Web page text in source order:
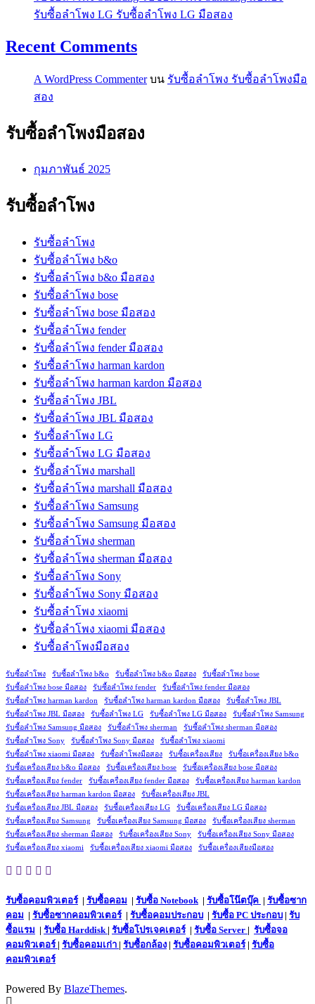
รับซื้อลำโพง LG รับซื้อลำโพง LG มือสอง
Recent Comments
A WordPress Commenterบน รับซื้อลำโพง รับซื้อลำโพงมือ
สอง
รับซื้อลำโพงมือสอง
กุมภาพันธ์ 2025
รับซื้อลำโพง
รับซื้อลำโพง
รับซื้อลำโพง b&o
รับซื้อลำโพง b&o มือสอง
รับซื้อลำโพง bose
รับซื้อลำโพง bose มือสอง
รับซื้อลำโพง fender
รับซื้อลำโพง fender มือสอง
รับซื้อลำโพง harman kardon
รับซื้อลำโพง harman kardon มือสอง
รับซื้อลำโพง JBL
รับซื้อลำโพง JBL มือสอง
รับซื้อลำโพง LG
รับซื้อลำโพง LG มือสอง
รับซื้อลำโพง marshall
รับซื้อลำโพง marshall มือสอง
รับซื้อลำโพง Samsung
รับซื้อลำโพง Samsung มือสอง
รับซื้อลำโพง sherman
รับซื้อลำโพง sherman มือสอง
รับซื้อลำโพง Sony
รับซื้อลำโพง Sony มือสอง
รับซื้อลำโพง xiaomi
รับซื้อลำโพง xiaomi มือสอง
รับซื้อลำโพงมือสอง
รับซื้อลำโพง รับซื้อลำโพง b&o รับซื้อลำโพง b&o มือสอง
รับซื้อลำโพง bose
รับซื้อลำโพง bose มือสอง
รับซื้อลำโพง fender
รับซื้อลำโพง fender มือสอง
รับซื้อลำโพง harman kardon
รับซื้อลำโพง harman kardon มือสอง
รับซื้อลำโพง JBL
รับซื้อลำโพง JBL มือสอง
รับซื้อลำโพง LG รับซื้อลำโพง LG มือสอง
รับซื้อลำโพง Samsung
รับซื้อลำโพง Samsung มือสอง
รับซื้อลำโพง sherman
รับซื้อลำโพง sherman มือสอง
รับซื้อลำโพง Sony
รับซื้อลำโพง Sony มือสอง
รับซื้อลำโพง xiaomi
รับซื้อลำโพง xiaomi มือสอง
รับซื้อลำโพงมือสอง รับซื้อเครื่องเสียง
รับซื้อเครื่องเสียง b&o
รับซื้อเครื่องเสียง b&o มือสอง
รับซื้อเครื่องเสียง bose
รับซื้อเครื่องเสียง bose มือสอง
รับซื้อเครื่องเสียง fender
รับซื้อเครื่องเสียง fender มือสอง
รับซื้อเครื่องเสียง harman kardon
รับซื้อเครื่องเสียง harman kardon มือสอง
รับซื้อเครื่องเสียง JBL
รับซื้อเครื่องเสียง JBL มือสอง
รับซื้อเครื่องเสียง LG
รับซื้อเครื่องเสียง LG มือสอง
รับซื้อเครื่องเสียง Samsung
รับซื้อเครื่องเสียง Samsung มือสอง
รับซื้อเครื่องเสียง sherman
รับซื้อเครื่องเสียง sherman มือสอง
รับซื้อเครื่องเสียง Sony
รับซื้อเครื่องเสียง Sony มือสอง
รับซื้อเครื่องเสียง xiaomi
รับซื้อเครื่องเสียง xiaomi มือสอง รับซื้อเครื่องเสียงมือสอง
รับซื้อคอมพิวเตอร์| รับซื้อคอม | รับซื้อ Notebook| รับซื้อโน๊ตบุ๊ค | รับซื้อซาก
คอม | รับซื้อซากคอมพิวเตอร์| รับซื้อคอมประกอบ | รับซื้อ PC ประกอบ | รับ
ซื้อแรม | รับซื้อ Harddisk | รับซื้อโปรเจคเตอร์| รับซื้อ Server | รับซื้อจอ
คอมพิวเตอร์ | รับซื้อคอมเก่า | รับซื้อกล้อง | รับซื้อคอมพิวเตอร์| รับซื้อ
คอมพิวเตอร์
Powered By BlazeThemes.